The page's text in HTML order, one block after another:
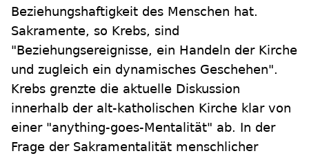
Beziehungshaftigkeit des Menschen hat.
Sakramente, so Krebs, sind
"Beziehungsereignisse, ein Handeln der Kirche
und zugleich ein dynamisches Geschehen".
Krebs grenzte die aktuelle Diskussion
innerhalb der alt-katholischen Kirche klar von
einer "anything-goes-Mentalität" ab. In der
Frage der Sakramentalität menschlicher